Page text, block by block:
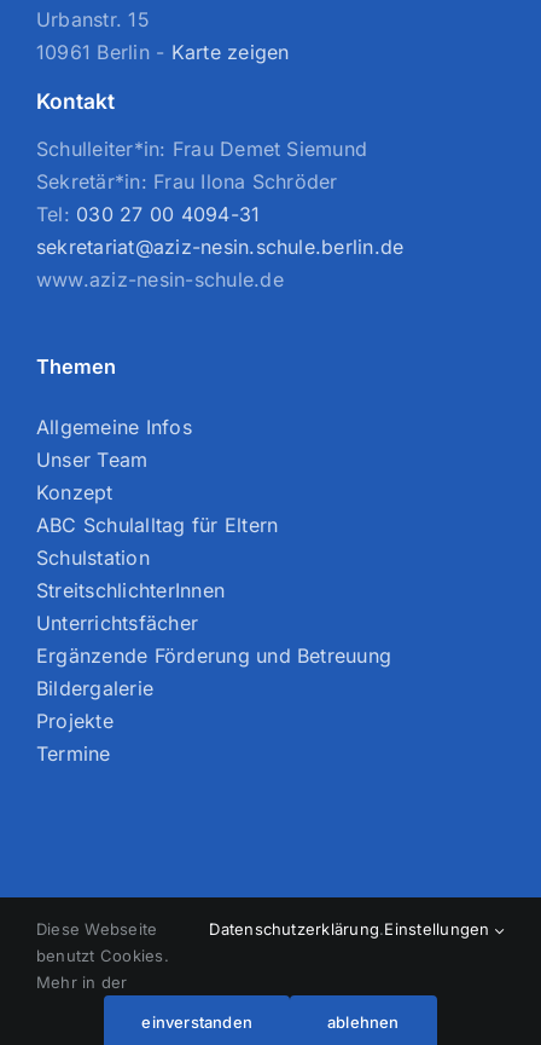
Urbanstr. 15
10961 Berlin - Karte zeigen
Kontakt
Schulleiter*in: Frau Demet Siemund
Sekretär*in: Frau Ilona Schröder
Tel: 030 27 00 4094-31
sekretariat@aziz-nesin.schule.berlin.de
www.aziz-nesin-schule.de
Themen
Allgemeine Infos
Unser Team
Konzept
ABC Schulalltag für Eltern
Schulstation
StreitschlichterInnen
Unterrichtsfächer
Ergänzende Förderung und Betreuung
Bildergalerie
Projekte
Termine
Copyright2026 Aziz-Nesin-Schule | All Rights Reserved |
Datenschutzerklärung
Design.com
Diese Webseite
benutzt Cookies.
Mehr in der
Datenschutzerklärung.Einstellungen
einverstanden ablehnen